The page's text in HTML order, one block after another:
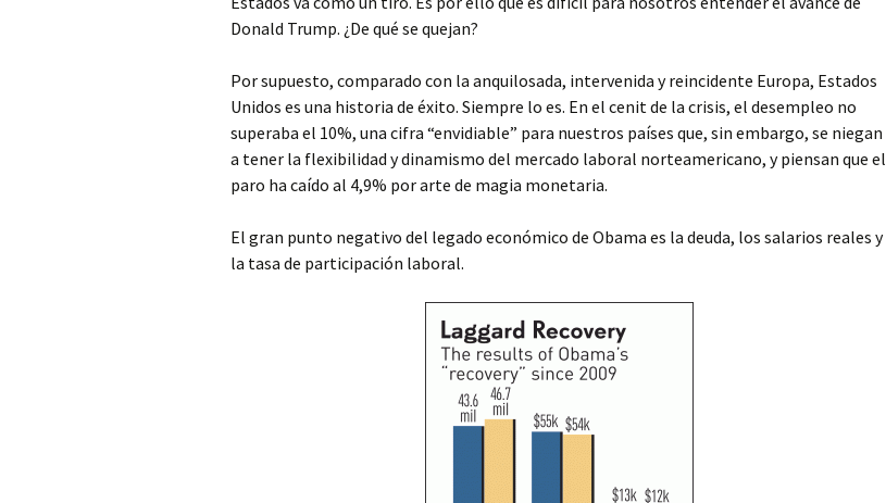
Donald Trump. ¿De qué se quejan?
Por supuesto, comparado con la anquilosada, intervenida y reincidente Europa, Estados
Unidos es una historia de éxito. Siempre lo es. En el cenit de la crisis, el desempleo no
superaba el 10%, una cifra “envidiable” para nuestros países que, sin embargo, se niegan
a tener la flexibilidad y dinamismo del mercado laboral norteamericano, y piensan que el
paro ha caído al 4,9% por arte de magia monetaria.
El gran punto negativo del legado económico de Obama es la deuda, los salarios reales y
la tasa de participación laboral.